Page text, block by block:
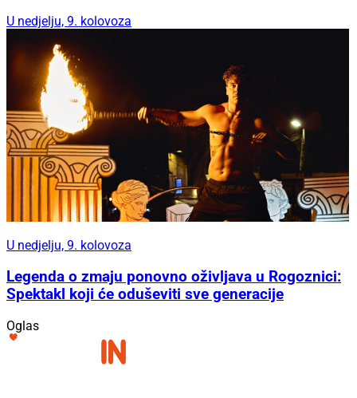
U nedjelju, 9. kolovoza
U nedjelju, 9. kolovoza
Legenda o zmaju ponovno oživljava u Rogoznici:
Spektakl koji će oduševiti sve generacije
Oglas